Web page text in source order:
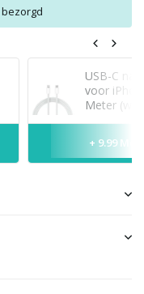
bezorgd
USB-C
voor
Meter (wit)
+ 9.99